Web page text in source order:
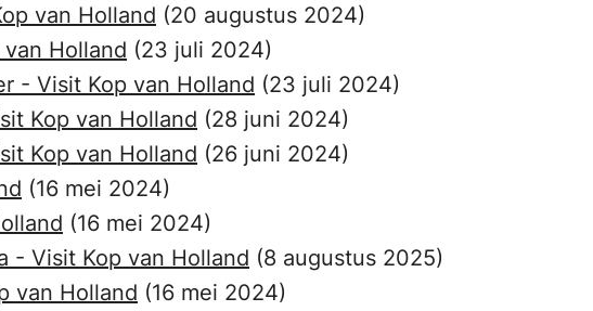
van Holland (20 augustus 2024)
Holland (23 juli 2024)
- Visit Kop van Holland (23 juli 2024)
Kop van Holland (28 juni 2024)
Kop van Holland (26 juni 2024)
(16 mei 2024)
(16 mei 2024)
- Visit Kop van Holland (8 augustus 2025)
van Holland (16 mei 2024)